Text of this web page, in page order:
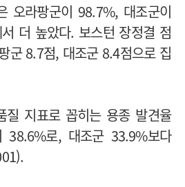
오라팡군이 98.7%, 대조군이
더 높았다. 보스턴 장정결 점
군 8.7점, 대조군 8.4점으로 집
질 지표로 꼽히는 용종 발견율
38.6%로, 대조군 33.9%보다